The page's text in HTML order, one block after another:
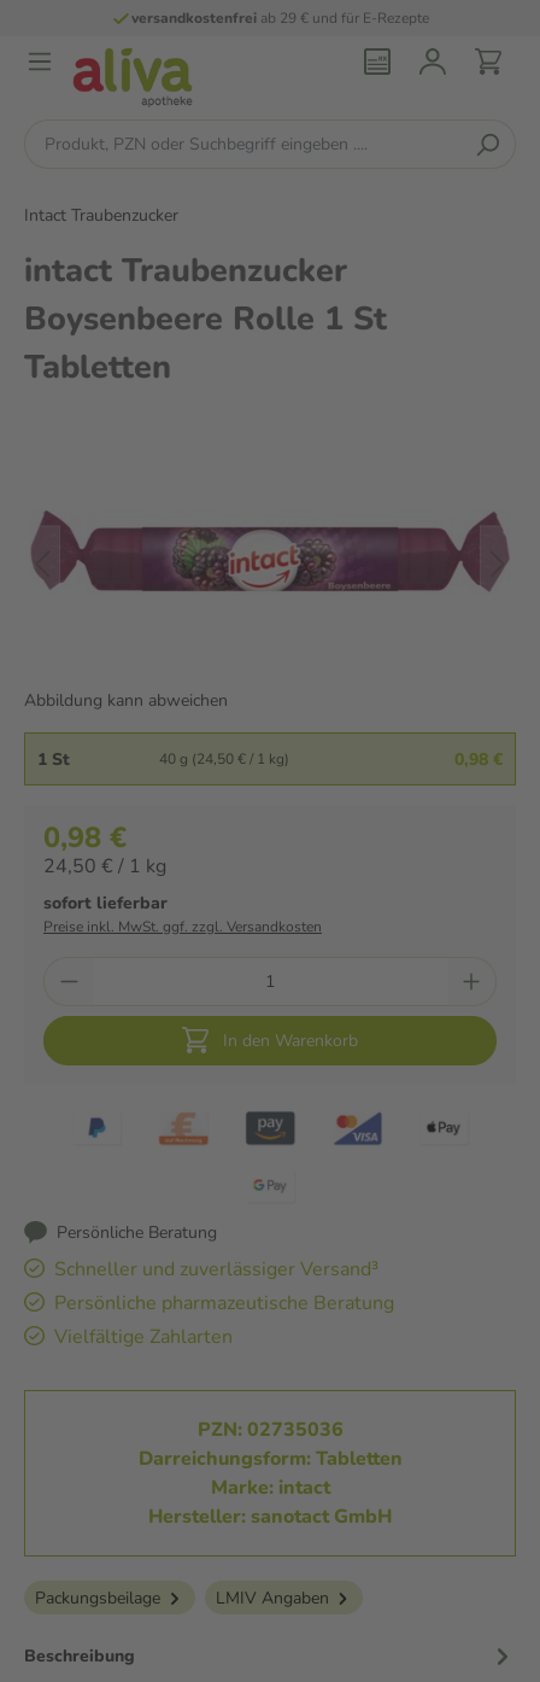
versandkostenfreiab 29 € und für E-Rezepte
Intact Traubenzucker
intact Traubenzucker
Boysenbeere Rolle 1 St
Tabletten
Abbildung kann abweichen
1 St 40 g (24,50 € / 1 kg) 0,98 €
0,98 €
24,50 € / 1 kg
sofort lieferbar
Preise inkl. MwSt. ggf. zzgl. Versandkosten
In den Warenkorb
Persönliche Beratung
Schneller und zuverlässiger Versand³
Persönliche pharmazeutische Beratung
Vielfältige Zahlarten
PZN: 02735036
Darreichungsform: Tabletten
Marke: intact
Hersteller: sanotact GmbH
Packungsbeilage LMIV Angaben
Beschreibung